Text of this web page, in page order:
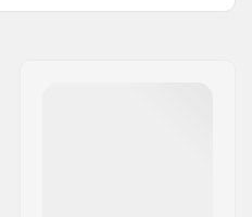
Niet inbegrepen